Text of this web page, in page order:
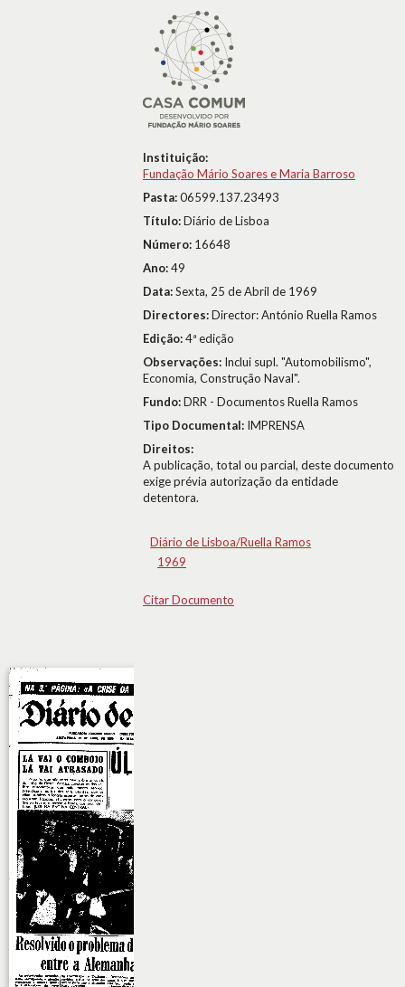
Instituição:
Fundação Mário Soares e Maria Barroso
Pasta:06599.137.23493
Título:Diário de Lisboa
Número: 16648
Ano:49
Data:Sexta, 25 de Abril de 1969
Directores:Director: António Ruella Ramos
Edição:4ª edição
Observações: Inclui supl. "Automobilismo",
Economia, Construção Naval".
Fundo:DRR - Documentos Ruella Ramos
Tipo Documental: IMPRENSA
Direitos:
A publicação, total ou parcial, deste documento
exige prévia autorização da entidade
detentora.
Diário de Lisboa/Ruella Ramos
1969
Citar Documento